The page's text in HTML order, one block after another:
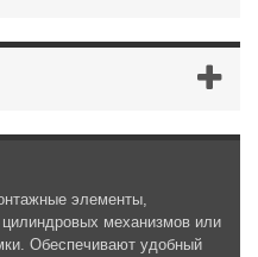
элементы,
механизмов или
Обеспечивают удобный